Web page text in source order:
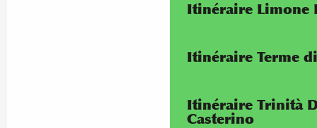
Itinéraire Limone
Itinéraire Terme
Itinéraire Trinità
Casterino